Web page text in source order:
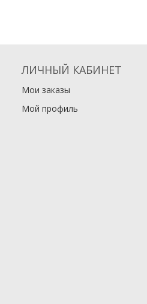
ЛИЧНЫЙ КАБИНЕТ
Мои заказы
Мой профиль